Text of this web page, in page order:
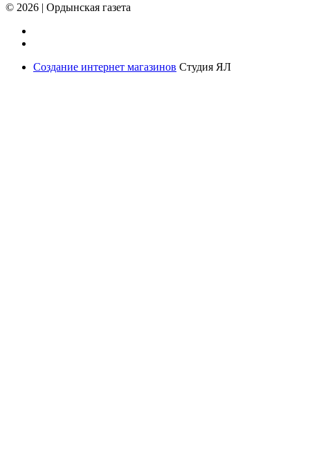
© 2026 | Ордынская газета
Создание интернет магазинов Студия ЯЛ